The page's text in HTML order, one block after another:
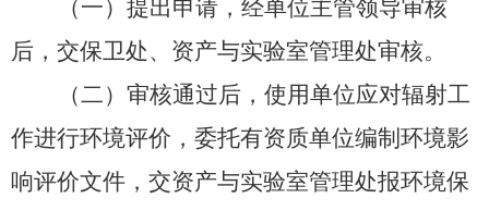
（一） 提出申请，经单位主管领导审核
后，交保卫处、资产与实验室管理处审核。
（二） 审核通过后，使用单位应对辐射工
作进行环境评价，委托有资质单位编制环境影
响评价文件，交资产与实验室管理处报环境保